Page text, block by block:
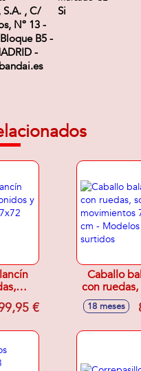
S.A. , C/
Nº 13 -
B5 -
-
Si
y
€
Caballo
con ruedas,
y
74x63
18 meses